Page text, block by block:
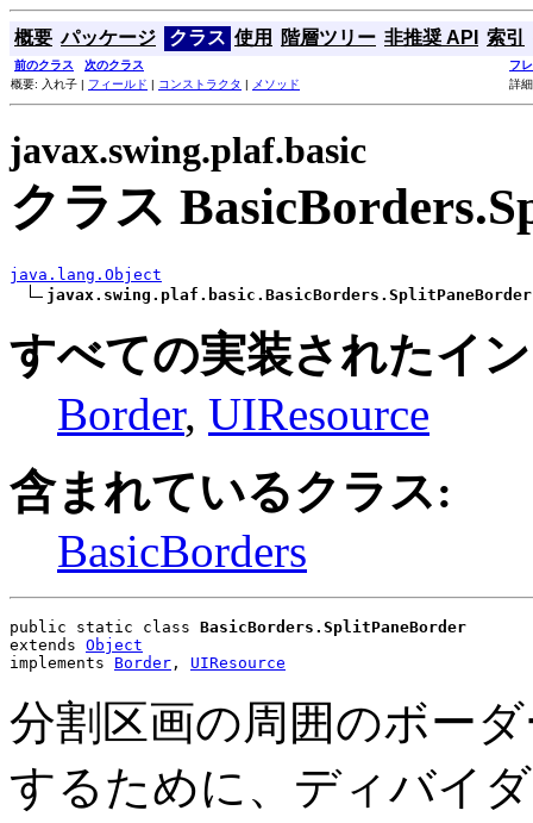
概要 パッケージ クラス 使用 階層ツリー 非推奨 API 索引
前のクラス 次のクラス
フ
概要: 入れ子 | フィールド | コンストラクタ | メソッド 詳
javax.swing.plaf.basic
クラス
java.lang.Object
javax.swing.plaf.basic.BasicBorders.SplitPaneBorder
すべての実装されたイ
Border, UIResource
含まれているクラス:
BasicBorders
public static class BasicBorders.SplitPaneBorder
extends Object
implements Border , UIResource
分割区画の周囲のボー
するために、ディバイ